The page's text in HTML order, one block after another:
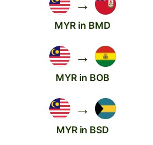
→
MYR in BMD
→
MYR in BOB
→
MYR in BSD